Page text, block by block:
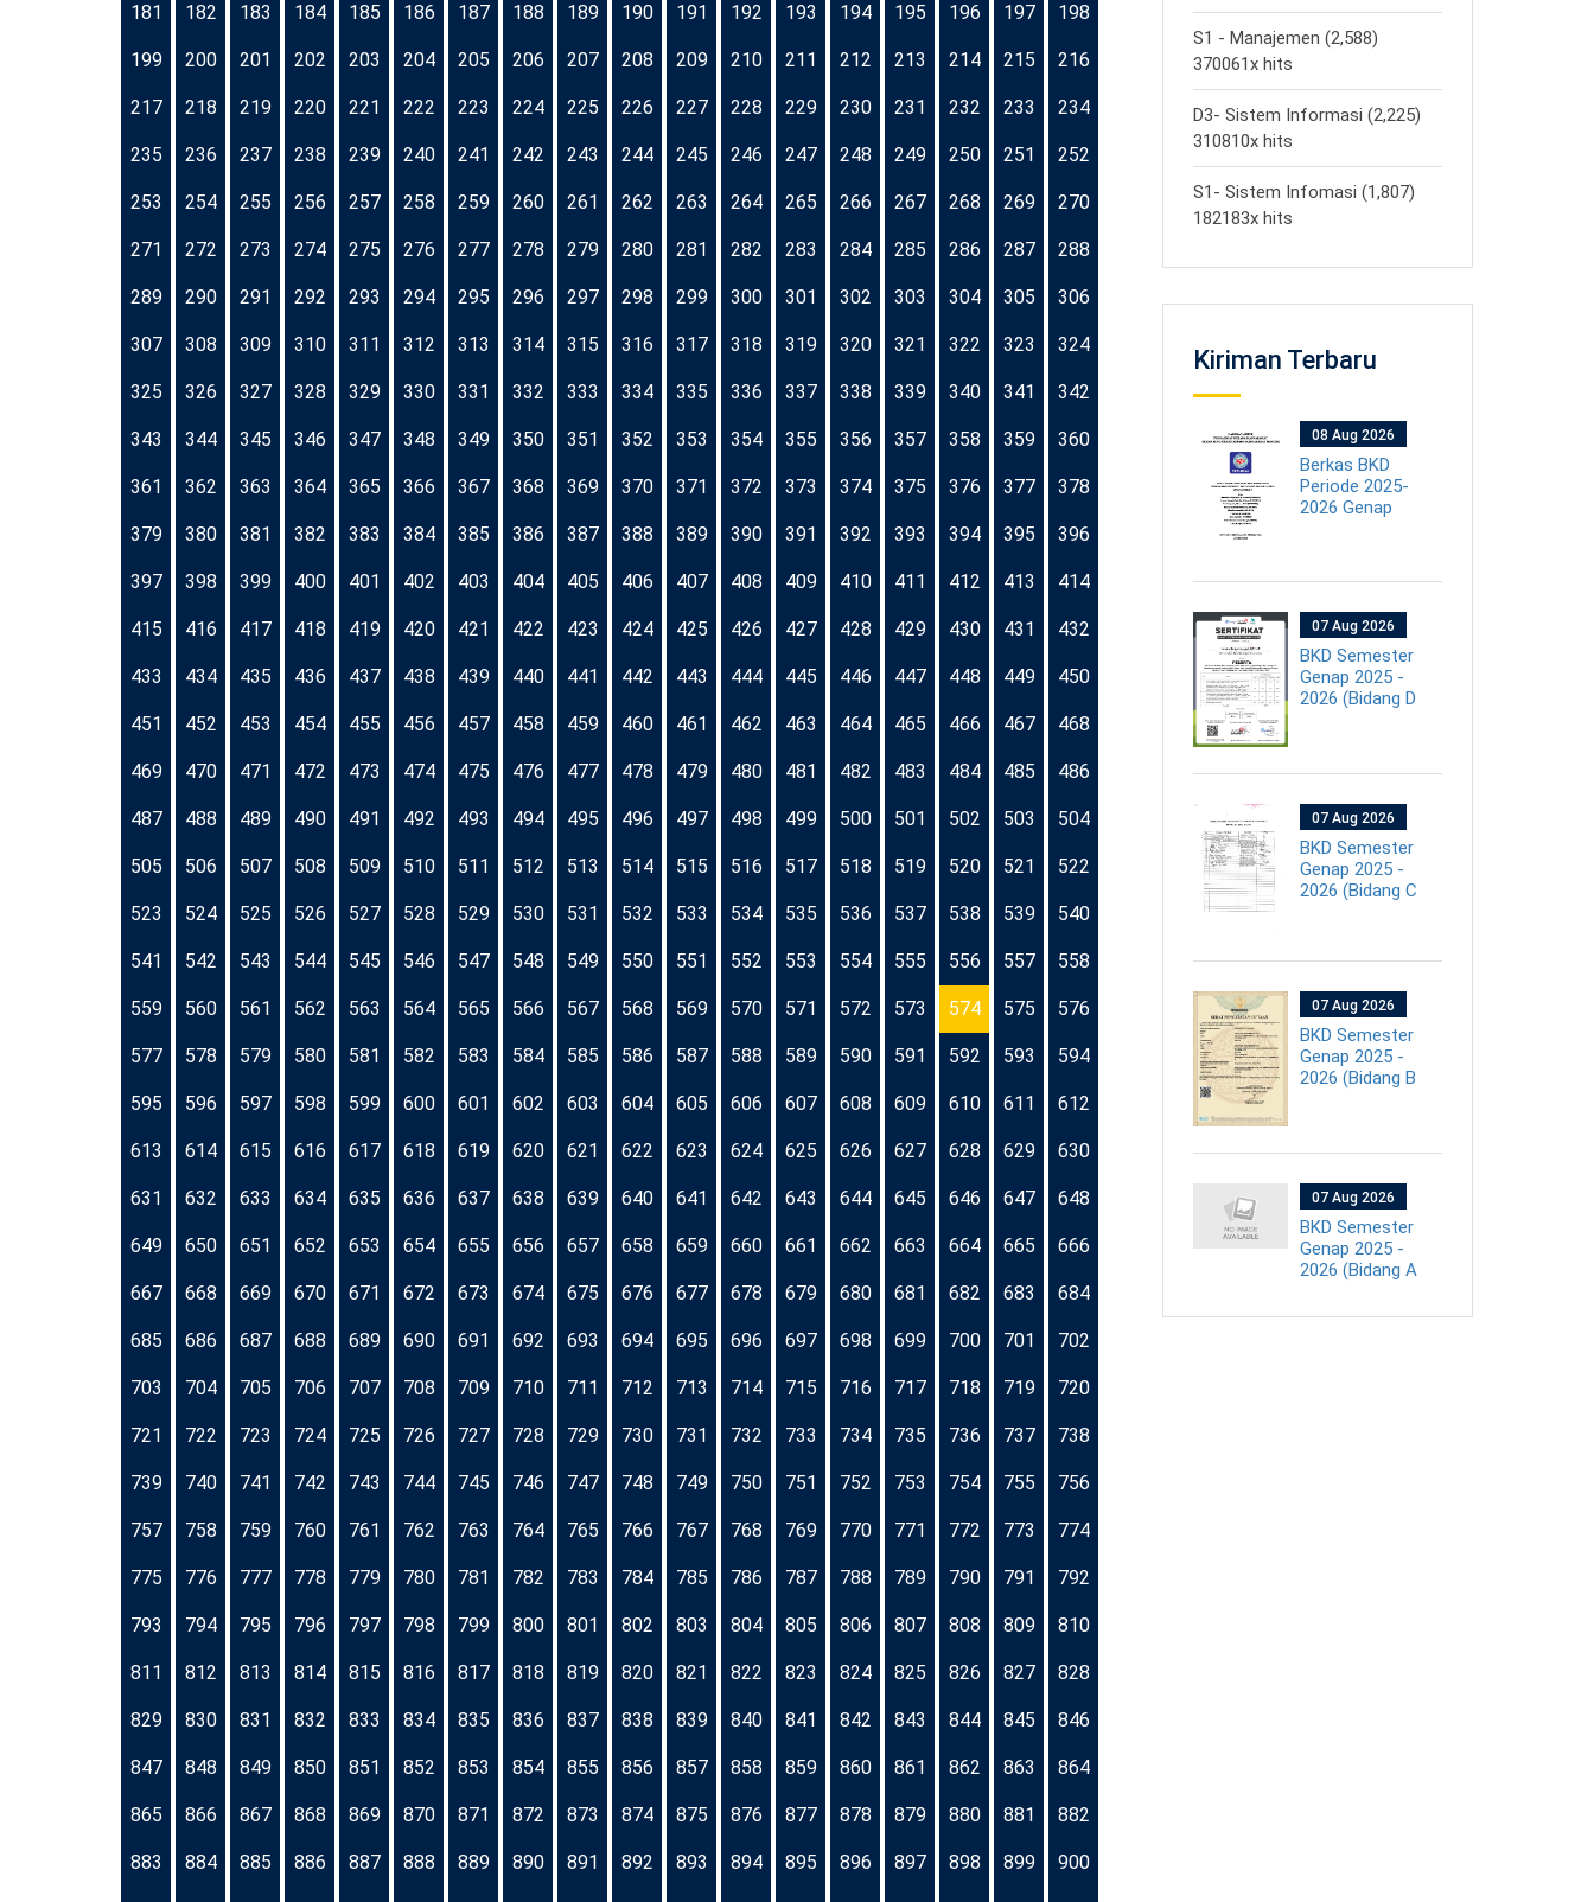
181 182 183 184 185 186 187 188 189 190 191 192 193 194 195 196 197 198
199 200 201 202 203 204 205 206 207 208 209 210 211 212 213 214 215 216
217 218 219 220 221 222 223 224 225 226 227 228 229 230 231 232 233 234
235 236 237 238 239 240 241 242 243 244 245 246 247 248 249 250 251 252
253 254 255 256 257 258 259 260 261 262 263 264 265 266 267 268 269 270
271 272 273 274 275 276 277 278 279 280 281 282 283 284 285 286 287 288
289 290 291 292 293 294 295 296 297 298 299 300 301 302 303 304 305 306
307 308 309 310 311 312 313 314 315 316 317 318 319 320 321 322 323 324
325 326 327 328 329 330 331 332 333 334 335 336 337 338 339 340 341 342
343 344 345 346 347 348 349 350 351 352 353 354 355 356 357 358 359 360
361 362 363 364 365 366 367 368 369 370 371 372 373 374 375 376 377 378
379 380 381 382 383 384 385 386 387 388 389 390 391 392 393 394 395 396
397 398 399 400 401 402 403 404 405 406 407 408 409 410 411 412 413 414
415 416 417 418 419 420 421 422 423 424 425 426 427 428 429 430 431 432
433 434 435 436 437 438 439 440 441 442 443 444 445 446 447 448 449 450
451 452 453 454 455 456 457 458 459 460 461 462 463 464 465 466 467 468
469 470 471 472 473 474 475 476 477 478 479 480 481 482 483 484 485 486
487 488 489 490 491 492 493 494 495 496 497 498 499 500 501 502 503 504
505 506 507 508 509 510 511 512 513 514 515 516 517 518 519 520 521 522
523 524 525 526 527 528 529 530 531 532 533 534 535 536 537 538 539 540
541 542 543 544 545 546 547 548 549 550 551 552 553 554 555 556 557 558
559 560 561 562 563 564 565 566 567 568 569 570 571 572 573 574 575 576
577 578 579 580 581 582 583 584 585 586 587 588 589 590 591 592 593 594
595 596 597 598 599 600 601 602 603 604 605 606 607 608 609 610 611 612
613 614 615 616 617 618 619 620 621 622 623 624 625 626 627 628 629 630
631 632 633 634 635 636 637 638 639 640 641 642 643 644 645 646 647 648
649 650 651 652 653 654 655 656 657 658 659 660 661 662 663 664 665 666
667 668 669 670 671 672 673 674 675 676 677 678 679 680 681 682 683 684
685 686 687 688 689 690 691 692 693 694 695 696 697 698 699 700 701 702
703 704 705 706 707 708 709 710 711 712 713 714 715 716 717 718 719 720
721 722 723 724 725 726 727 728 729 730 731 732 733 734 735 736 737 738
739 740 741 742 743 744 745 746 747 748 749 750 751 752 753 754 755 756
757 758 759 760 761 762 763 764 765 766 767 768 769 770 771 772 773 774
775 776 777 778 779 780 781 782 783 784 785 786 787 788 789 790 791 792
793 794 795 796 797 798 799 800 801 802 803 804 805 806 807 808 809 810
811 812 813 814 815 816 817 818 819 820 821 822 823 824 825 826 827 828
829 830 831 832 833 834 835 836 837 838 839 840 841 842 843 844 845 846
847 848 849 850 851 852 853 854 855 856 857 858 859 860 861 862 863 864
865 866 867 868 869 870 871 872 873 874 875 876 877 878 879 880 881 882
883 884 885 886 887 888 889 890 891 892 893 894 895 896 897 898 899 900
S1 - Manajemen (2,588)
370061x hits
D3- Sistem Informasi (2,225)
310810x hits
S1- Sistem Infomasi (1,807)
182183x hits
Kiriman Terbaru
08 Aug 2026
Berkas BKD
Periode 2025-
2026 Genap
07 Aug 2026
BKD Semester
Genap 2025 -
2026 (Bidang D
07 Aug 2026
BKD Semester
Genap 2025 -
2026 (Bidang C
07 Aug 2026
BKD Semester
Genap 2025 -
2026 (Bidang B
07 Aug 2026
BKD Semester
Genap 2025 -
2026 (Bidang A